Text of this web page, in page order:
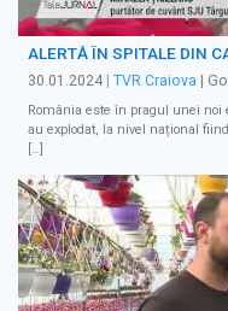
ALERTĂ ÎN SPITALE DIN
30.01.2024 | TVR Craiova |
România este în pragul unei noi
au explodat, la nivel național
[…]